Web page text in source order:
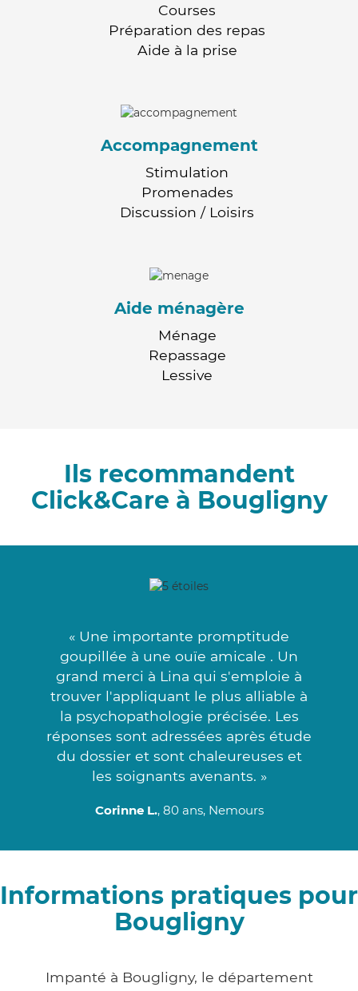
Courses
Préparation des repas
Aide à la prise
Accompagnement
Stimulation
Promenades
Discussion / Loisirs
Aide ménagère
Ménage
Repassage
Lessive
Ils recommandent
Click&Care à Bougligny
« Une importante promptitude
goupillée à une ouïe amicale . Un
grand merci à Lina qui s'emploie à
trouver l'appliquant le plus alliable à
la psychopathologie précisée. Les
réponses sont adressées après étude
du dossier et sont chaleureuses et
les soignants avenants. »
Corinne L., 80 ans, Nemours
Informations pratiques pour
Bougligny
Impanté à Bougligny, le département